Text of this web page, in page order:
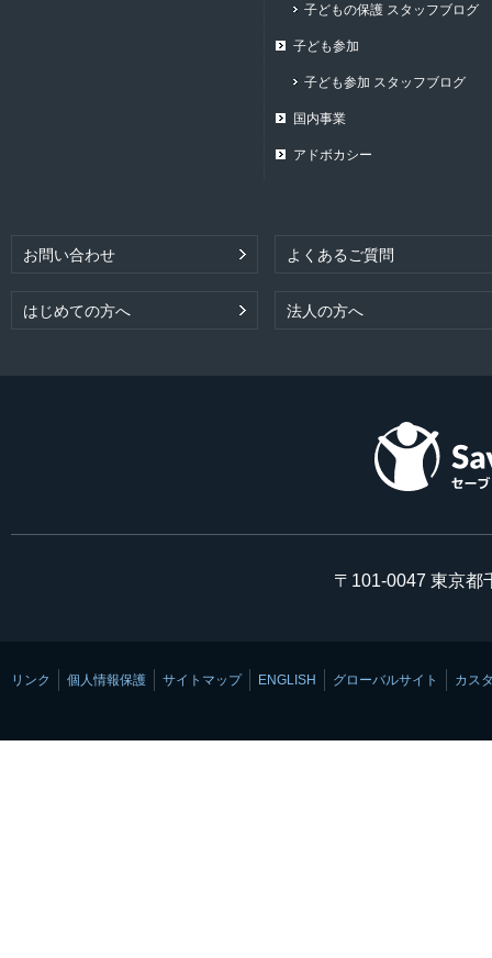
子どもの保護 スタッフブログ
子ども参加
子ども参加 スタッフブログ
国内事業
アドボカシー
お問い合わせ よくあるご質問
はじめての方へ 法人の方へ
〒101-0047 東京都
リンク 個人情報保護 サイトマップ ENGLISH グローバルサイト カス